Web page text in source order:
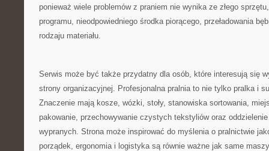
ponieważ wiele problemów z praniem nie wynika ze złego
programu, nieodpowiedniego środka piorącego, przeładowania
rodzaju materiału.
Serwis może być także przydatny dla osób, które interesują się
strony organizacyjnej. Profesjonalna pralnia to nie tylko pralka i
Znaczenie mają kosze, wózki, stoły, stanowiska sortowania,
pakowanie, przechowywanie czystych tekstyliów oraz
wypranych. Strona może inspirować do myślenia o pralnictwie
porządek, ergonomia i logistyka są równie ważne jak same